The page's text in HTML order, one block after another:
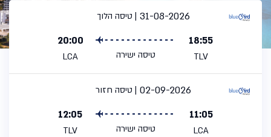
טיסה הלוך
31-08-2026
18:55
TLV טיסה ישירה
20:00
LCA
טיסה חזור
02-09-2026
11:05
LCA טיסה ישירה
12:05
TLV